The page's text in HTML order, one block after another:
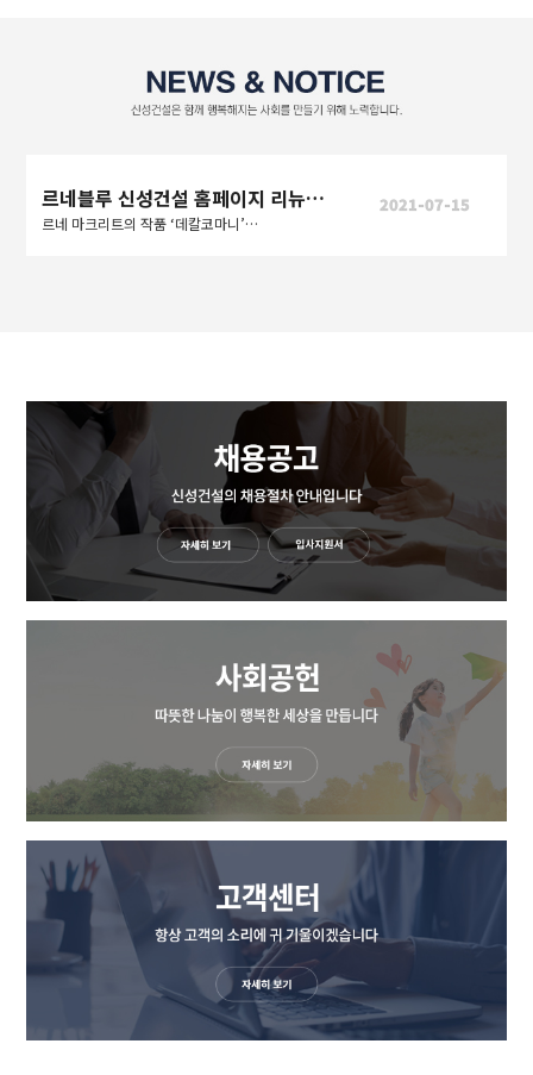
르네블루 신성건설 홈페이지 리뉴얼 오픈
르네 마크리트의 작품 ‘데칼코마니’처럼 사람과 사람, 도시와 도시를 연결하여 더 나은 세상을 만들어간다는 의미도 내포한다
2021-07-15